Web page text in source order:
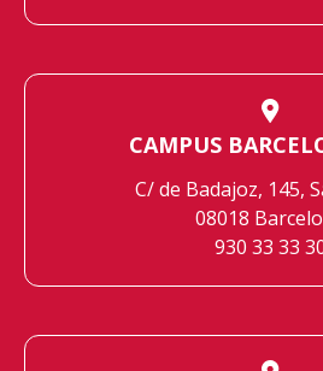
CAMPUS
C/ de Badajoz, 145,
08018
930 33 33